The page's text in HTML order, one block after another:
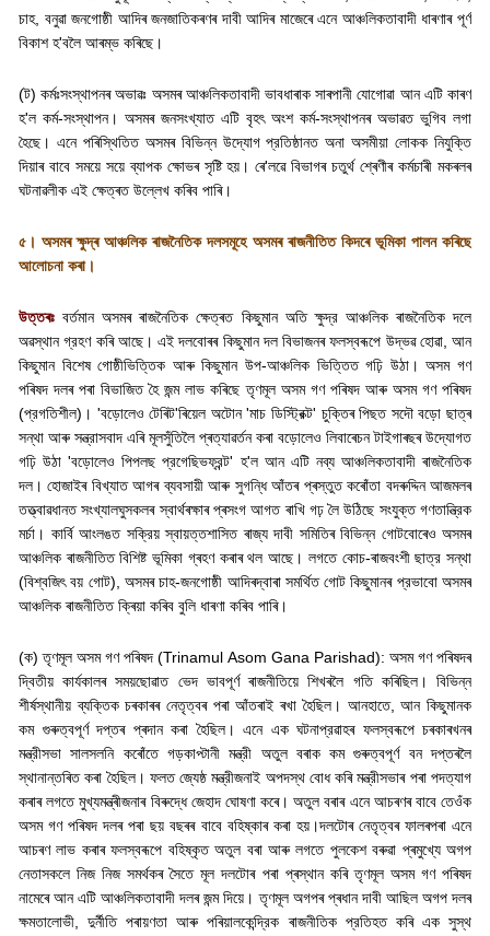
চাহ, বনুৱা জনগোষ্ঠী আদিৰ জনজাতিকৰণৰ দাবী আদিৰ মাজেৰে এনে আঞ্চলিকতাবাদী ধাৰণাৰ পূৰ্ণ
বিকাশ হ'বলৈ আৰম্ভ কৰিছে।
(ট) কৰ্মঃসংস্থাপনৰ অভাৱঃ অসমৰ আঞ্চলিকতাবাদী ভাবধাৰাক সাৰপানী যোগোৱা আন এটি কাৰণ
হ'ল কর্ম-সংস্থাপন। অসমৰ জনসংখ্যাত এটি বৃহৎ অংশ কর্ম-সংস্থাপনৰ অভাৱত ভুগিব লগা
হৈছে। এনে পৰিস্থিতিত অসমৰ বিভিন্ন উদ্যোগ প্রতিষ্ঠানত অনা অসমীয়া লোকক নিযুক্তি
দিয়াৰ বাবে সময়ে সয়ে ব্যাপক ক্ষোভৰ সৃষ্টি হয়। ৰে'লৱে বিভাগৰ চতুৰ্থ শ্ৰেণীৰ কৰ্মচাৰী মকৰলৰ
ঘটনাৱলীক এই ক্ষেত্ৰত উল্লেখ কৰিব পাৰি।
৫। অসমৰ ক্ষুদ্ৰ আঞ্চলিক ৰাজনৈতিক দলসমূহে অসমৰ ৰাজনীতিত কিদৰে ভূমিকা পালন কৰিছে
আলোচনা কৰা।
উত্তৰঃবৰ্তমান অসমৰ ৰাজনৈতিক ক্ষেত্ৰত কিছুমান অতি ক্ষুদ্র আঞ্চলিক ৰাজনৈতিক দলে
অৱস্থান গ্রহণ কৰি আছে। এই দলবোৰৰ কিছুমান দল বিভাজনৰ ফলস্বৰূপে উদ্ভৱ হোৱা, আন
কিছুমান বিশেষ গোষ্ঠীভিত্তিক আৰু কিছুমান উপ-আঞ্চলিক ভিত্তিত গঢ়ি উঠা। অসম গণ
পৰিষদ দলৰ পৰা বিভাজিত হৈ জন্ম লাভ কৰিছে তৃণমূল অসম গণ পৰিষদ আৰু অসম গণ পৰিষদ
(প্রগতিশীল)। 'বড়োলেও টেৰিট'ৰিয়েল অটোন'মাচ ডিস্ট্রিক্ট' চুক্তিৰ পিছত সদৌ বড়ো ছাত্ৰ
সন্থা আৰু সন্ত্রাসবাদ এৰি মূলসুঁতিলৈ প্ৰত্যাৱৰ্তন কৰা বড়োলেও লিবাৰেচন টাইগাৰছৰ উদ্যোগত
গঢ়ি উঠা'বড়োলেও পিপলছ প্রগেছিভফ্রন্ট' হ'ল আন এটি নব্য আঞ্চলিকতাবাদী ৰাজনৈতিক
দল। হোজাইৰ বিখ্যাত আগৰ ব্যবসায়ী আৰু সুগন্ধি আঁতৰ প্ৰস্তুত কৰোঁতা বদৰুদ্দিন আজমলৰ
তত্ত্বাৱধানত সংখ্যালঘুসকলৰ স্বাৰ্থৰক্ষাৰ প্ৰসংগ আগত ৰাখি গঢ় লৈ উঠিছে সংযুক্ত গণতান্ত্রিক
মর্চা। কার্বি আংলঙত সক্রিয় স্বায়ত্তশাসিত ৰাজ্য দাবী সমিতিৰ বিভিন্ন গোটবোৰেও অসমৰ
আঞ্চলিক ৰাজনীতিত বিশিষ্ট ভূমিকা গ্ৰহণ কৰাৰ থল আছে। লগতে কোচ-ৰাজবংশী ছাত্র সন্থা
(বিশ্বজিৎ বয় গোট) অসমৰ চাহ-জনগোষ্ঠী আদিৰদ্বাৰা সমৰ্থিত গোট কিছুমানৰ প্রভাবো অসমৰ
আঞ্চলিক ৰাজনীতিত ক্ৰিয়া কৰিব বুলি ধাৰণা কৰিব পাৰি।
(ক) তৃণমূল অসম গণ পৰিষদ (Trinamul Asom Gana Parishad): অসম গণ পৰিষদৰ
দ্বিতীয় কার্যকালৰ সময়ছোৱাত ভেদ ভাবপূৰ্ণ ৰাজনীতিয়ে শিখৰলৈ গতি কৰিছিল। বিভিন্ন
শীর্ষস্থানীয় ব্যক্তিক চৰকাৰৰ নেতৃত্বৰ পৰা আঁতৰাই ৰখা হৈছিল। আনহাতে,আন কিছুমানক
কম গুৰুত্বপূৰ্ণ দপ্তৰ প্ৰদান কৰা হৈছিল। এনে এক ঘটনাপ্রৱাহৰ ফলস্বৰূপে চৰকাৰখনৰ
মন্ত্রীসভা সালসলনি কৰোঁতে গড়কাপ্টানী মন্ত্রী অতুল বৰাক কম গুৰুত্বপূর্ণ বন দপ্তৰলৈ
স্থানান্তৰিত কৰা হৈছিল। ফলত জ্যেষ্ঠ মন্ত্রীজনাই অপদস্থ বোধ কৰি মন্ত্রীসভাৰ পৰা পদত্যাগ
কৰাৰ লগতে মুখ্যমন্ত্ৰীজনাৰ বিৰুদ্ধে জেহাদ ঘোষণা কৰে। অতুল বৰাৰ এনে আচৰণৰ বাবে তেওঁক
অসম গণ পৰিষদ দলৰ পৰা ছয় বছৰৰ বাবে বহিষ্কাৰ কৰা হয়।দলটোৰ নেতৃত্বৰ ফালৰপৰা এনে
আচৰণ লাভ কৰাৰ ফলস্বৰূপে বহিষ্কৃত অতুল বৰা আৰু লগতে পুলকেশ বৰুৱা প্ৰমুখ্যে অগপ
নেতাসকলে নিজ নিজ সমৰ্থকৰ সৈতে মূল দলটোৰ পৰা প্ৰস্থান কৰি তৃণমূল অসম গণ পৰিষদ
নামেৰে আন এটি আঞ্চলিকতাবাদী দলৰ জন্ম দিয়ে।তৃণমূল অগপৰ প্ৰধান দাবী আছিল অগপ দলৰ
ক্ষমতালোভী ,দুর্নীতি পৰায়ণতা আৰু পৰিয়ালকেন্দ্রিক ৰাজনীতিক প্রতিহত কৰি এক সুস্থ